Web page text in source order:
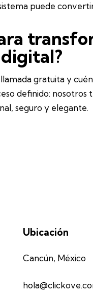
puede
gratuita y
definido:
seguro y elegante.
Ubicación
Cancún, México